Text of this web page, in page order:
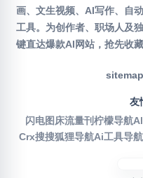
画、文生视频、AI写作、自
工具。为创作者、职场人及
键直达爆款AI网站，抢先收
sitemap
友
闪电图床流量刊柠檬导航
Crx搜搜狐狸导航Ai工具导航